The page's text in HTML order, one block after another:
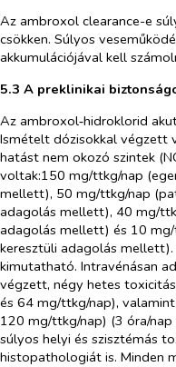
Az ambroxol clearance-e
csökken. Súlyos
akkumulációjával kell
5.3 A preklinikai
Az ambroxol‑hidroklorid
Ismételt dózisokkal végzett
hatást nem okozó szintek
voltak:150 mg/ttkg/nap
mellett), 50 mg/ttkg/nap
adagolás mellett), 40 mg/
adagolás mellett) és 10
keresztüli adagolás
kimutatható. Intravénásan
végzett, négy hetes
és 64 mg/ttkg/nap),
120 mg/ttkg/nap) (3 óra/
súlyos helyi és szisztémás
histopathologiát is. Minden